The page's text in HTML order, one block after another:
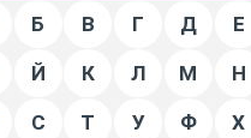
Б В Г Д Е
Й К Л М Н
С Т У Ф Х